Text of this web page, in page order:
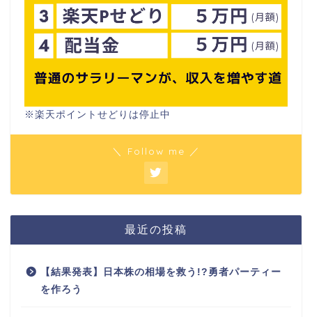
※楽天ポイントせどりは停止中
＼ Follow me ／
最近の投稿
【結果発表】日本株の相場を救う!?勇者パーティー
を作ろう